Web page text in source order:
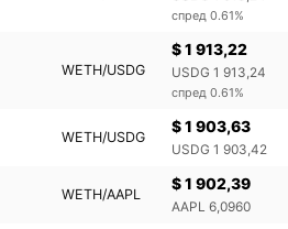
спред 0.61%
WETH/USDG
$ 1 913,22
USDG 1 913,24
спред 0.61%
WETH/USDG
$ 1 903,63
USDG 1 903,42
WETH/AAPL
$ 1 902,39
AAPL 6,0960